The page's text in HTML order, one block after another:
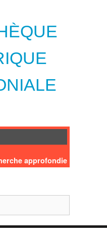
l'Université
approfondie